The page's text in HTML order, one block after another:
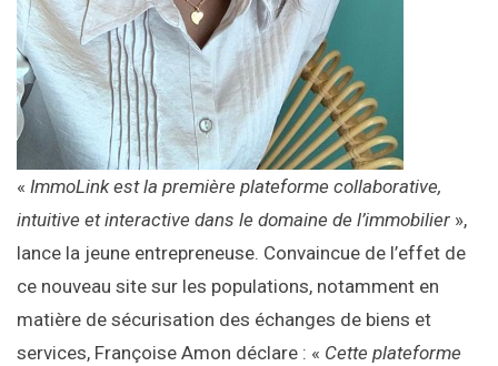
« ImmoLink est la première plateforme collaborative,
intuitive et interactive dans le domaine de l’immobilier »,
lance la jeune entrepreneuse. Convaincue de l’effet de
ce nouveau site sur les populations, notamment en
matière de sécurisation des échanges de biens et
services, Françoise Amon déclare : « Cette plateforme